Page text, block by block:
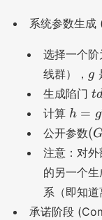
系统参数生
选择一个
线群）， g
g
生成陷门 t
d
t
计算 h
=
g
^
x
h = g
公开参数(
G
,q
,g
,
h
(G
注意：对外
的另一个
系（即知
承诺阶段